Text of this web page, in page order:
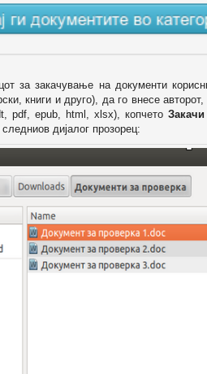
за закачување на документи
книги и друго), да го внесе
pdf, epub, html, xlsx), копчето Закачи
следниов дијалог прозорец: